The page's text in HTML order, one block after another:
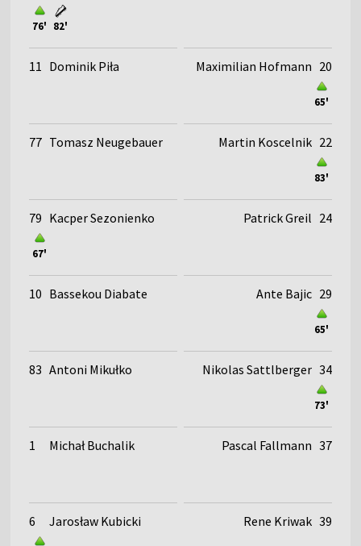
76' 82'
11 Dominik Piła
77 Tomasz Neugebauer
79 Kacper Sezonienko
67'
10 Bassekou Diabate
83 Antoni Mikułko
1 Michał Buchalik
6 Jarosław Kubicki
65'
Maximilian Hofmann 20
83'
Martin Koscelnik 22
Patrick Greil 24
65'
Ante Bajic 29
73'
Nikolas Sattlberger 34
Pascal Fallmann 37
Rene Kriwak 39